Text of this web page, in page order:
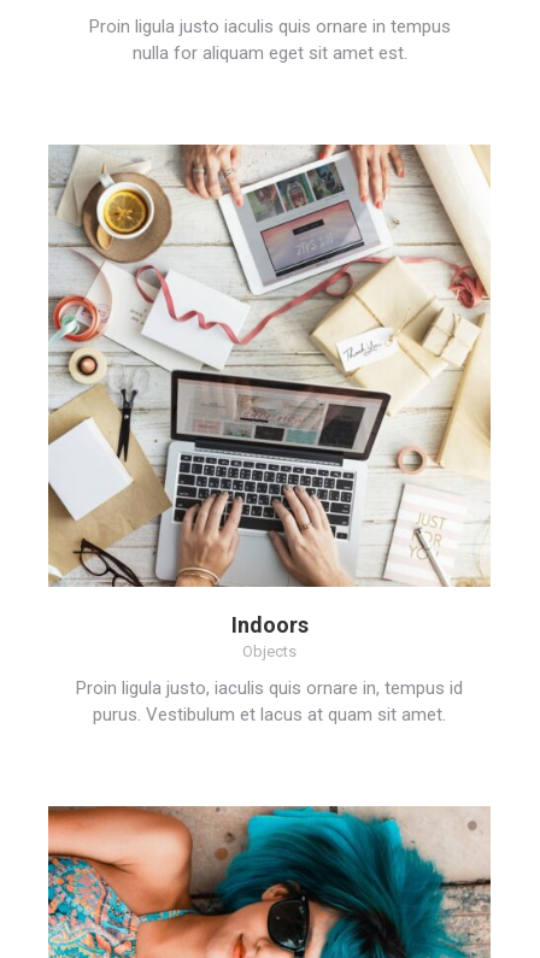
Proin ligula justo iaculis quis ornare in tempus
nulla for aliquam eget sit amet est.
Indoors
Objects
Proin ligula justo, iaculis quis ornare in, tempus id
purus. Vestibulum et lacus at quam sit amet.